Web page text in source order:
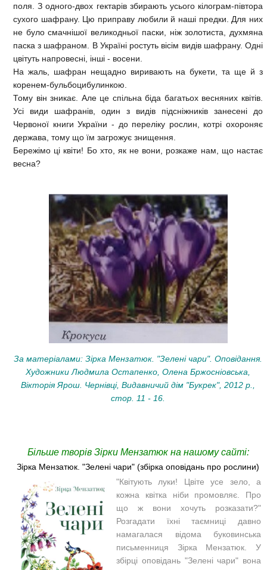
поля. З одного-двох гектарів збирають усього кілограм-півтора
сухого шафрану. Цю приправу любили й наші предки. Для них
не було смачнішої великодньої паски, ніж золотиста, духмяна
паска з шафраном. В Україні ростуть вісім видів шафрану. Одні
цвітуть напровесні, інші - восени.
На жаль, шафран нещадно виривають на букети, та ще й з
коренем-бульбоцибулинкою.
Тому він зникає. Але це спільна біда багатьох весняних квітів.
Усі види шафранів, один з видів підсніжників занесені до
Червоної книги України - до переліку рослин, котрі охороняє
держава, тому що їм загрожує знищення.
Бережімо ці квіти! Бо хто, як не вони, розкаже нам, що настає
весна?
За матеріалами: Зірка Мензатюк. "Зелені чари". Оповідання.
Художники Людмила Остапенко, Олена Бржосніовська,
Вікторія Ярош. Чернівці, Видавничий дім "Букрек", 2012 р.,
стор. 11 - 16.
Більше творів Зірки Мензатюк на нашому сайті:
Зірка Мензатюк. "Зелені чари" (збірка оповідань про рослини)
"Квітують луки! Цвіте усе зело, а
кожна квітка ніби промовляє. Про
що ж вони хочуть розказати?"
Розгадати їхні таємниці давно
намагалася відома буковинська
письменниця Зірка Мензатюк. У
збірці оповідань "Зелені чари" вона